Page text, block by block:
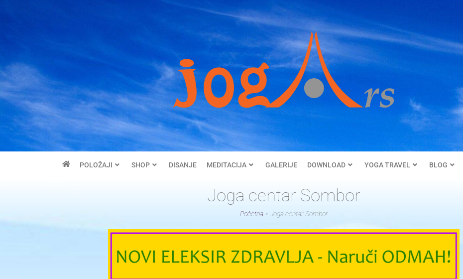
POLOŽAJI SHOP DISANJE MEDITACIJA GALERIJE DOWNLOAD YOGA TRAVEL BLOG
Joga centar Sombor
Početna>Joga centar Sombor